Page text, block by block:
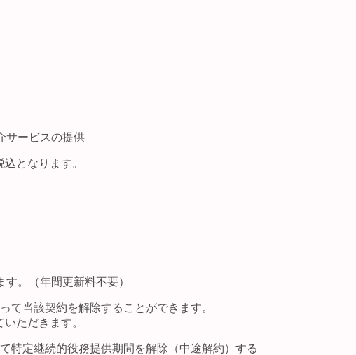
サービスの提供
となります。
。（年間更新料不要）
て当該契約を解除することができます。
ただきます。
特定継続的役務提供期間を解除（中途解約）する